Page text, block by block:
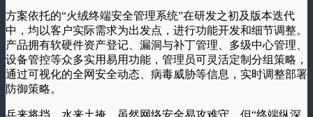
方案依托的“火绒终端安全管理系统”在研发之初及版本迭代
中，均以客户实际需求为出发点，进行功能开发和细节调整。
产品拥有软硬件资产登记、漏洞与补丁管理、多级中心管理、
设备管控等众多实用易用功能，管理员可灵活定制分组策略，
通过可视化的全网安全动态、病毒威胁等信息，实时调整部署
防御策略。
兵来将挡，水来土掩。虽然网络安全易攻难守，但“终端纵深